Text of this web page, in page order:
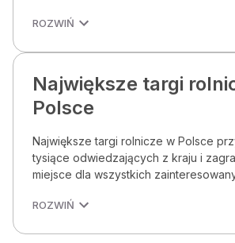
ROZWIŃ
Największe targi
Polsce
Największe targi rolnicze w Polsce
tysiące odwiedzających z kraju i
miejsce dla wszystkich
ROZWIŃ